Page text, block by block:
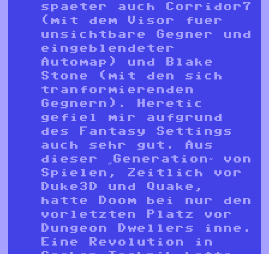
spaeter auch Corridor7
(mit dem Visor fuer
unsichtbare Gegner und
eingeblendeter
Automap) und Blake
Stone (mit den sich
tranformierenden
Gegnern). Heretic
gefiel mir aufgrund
des Fantasy Settings
auch sehr gut. Aus
dieser „Generation“ von
Spielen, Zeitlich vor
Duke3D und Quake,
hatte Doom bei nur den
vorletzten Platz vor
Dungeon Dwellers inne.
Eine Revolution in